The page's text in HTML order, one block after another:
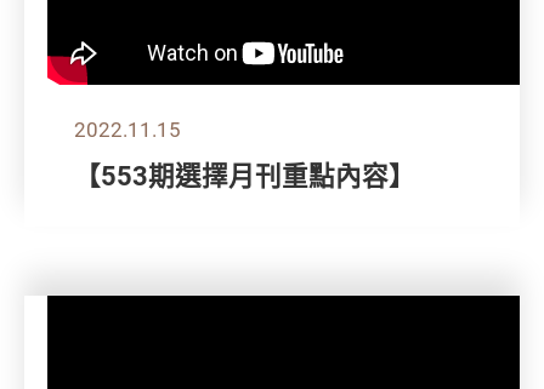
2022.11.15
【553期選擇月刊重點內容】